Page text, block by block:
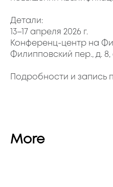
Детали:
13–17 апреля 2026 г.
Конференц-центр на
Филипповский пер., д. 8,
Подробности и запись
More